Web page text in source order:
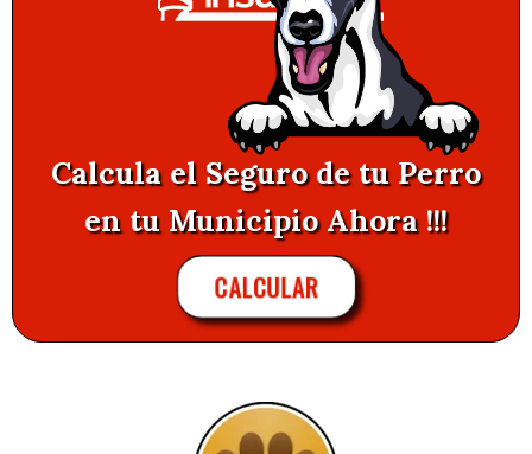
Calcula el Seguro de tu Perro
en tu Municipio Ahora !!!
CALCULAR